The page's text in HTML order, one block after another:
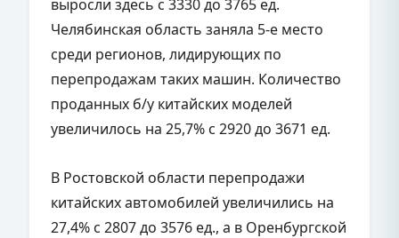
выросли здесь с 3330 до 3765 ед.
Челябинская область заняла 5-е место
среди регионов, лидирующих по
перепродажам таких машин. Количество
проданных б/у китайских моделей
увеличилось на 25,7% с 2920 до 3671 ед.
В Ростовской области перепродажи
китайских автомобилей увеличились на
27,4% с 2807 до 3576 ед., а в Оренбургской